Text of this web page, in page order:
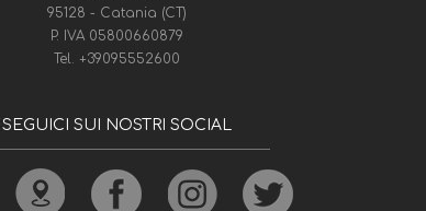
95128 - Catania (CT)
P. IVA 05800660879
Tel. +39095552600
SEGUICI SUI NOSTRI SOCIAL